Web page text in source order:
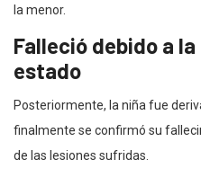
la menor.
Falleció debido a
estado
Posteriormente, la niña fue
finalmente se confirmó su
de las lesiones sufridas.